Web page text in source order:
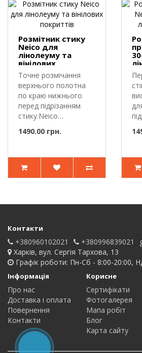
Розмітник стику
Neico для
лінолеуму та
вінілових
покриттів
Точне розмічання
верхнього полотна
по краю нижнього
перед підрізанням
стику.Neico
компак..
1490.00 грн.
Контакти
+380960102021 +380996839021
Харків, вул. Сергія Тархова, 13
Графік роботи: Пн-Сб - 8:00-20:00,
Інформація
Про нас
Доставка і оплата
Повернення
Контакти
Корисне
Сертифікати
Фотогалерея
Мапа робіт
Блог
Карта сайту